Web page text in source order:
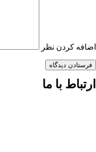
اضافه کردن نظر
فرستادن دیدگاه
ارتباط با ما